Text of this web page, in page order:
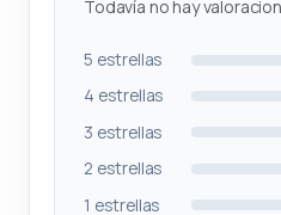
Todavía no hay
5 estrellas
4 estrellas
3 estrellas
2 estrellas
1 estrellas